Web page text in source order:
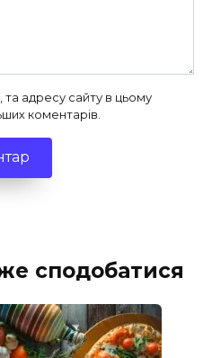
адресу сайту в цьому
коментарів.
сподобатися